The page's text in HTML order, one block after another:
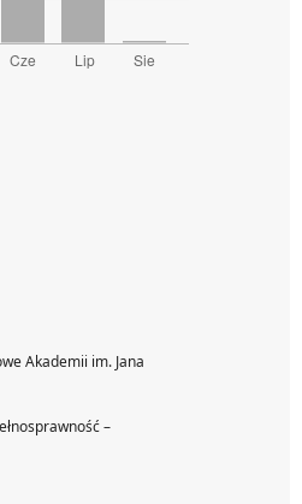
Akademii im. Jana
–